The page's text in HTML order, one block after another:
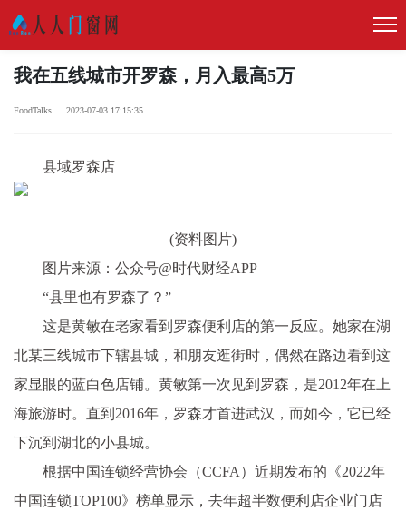
我在五线城市开罗森，月入最高5万
FoodTalks 2023-07-03 17:15:35
县域罗森店
(资料图片)
图片来源：公众号@时代财经APP
“县里也有罗森了？”
这是黄敏在老家看到罗森便利店的第一反应。她家在湖
北某三线城市下辖县城，和朋友逛街时，偶然在路边看到这
家显眼的蓝白色店铺。黄敏第一次见到罗森，是2012年在上
海旅游时。直到2016年，罗森才首进武汉，而如今，它已经
下沉到湖北的小县城。
根据中国连锁经营协会（CCFA）近期发布的《2022年
中国连锁TOP100》榜单显示，去年超半数便利店企业门店